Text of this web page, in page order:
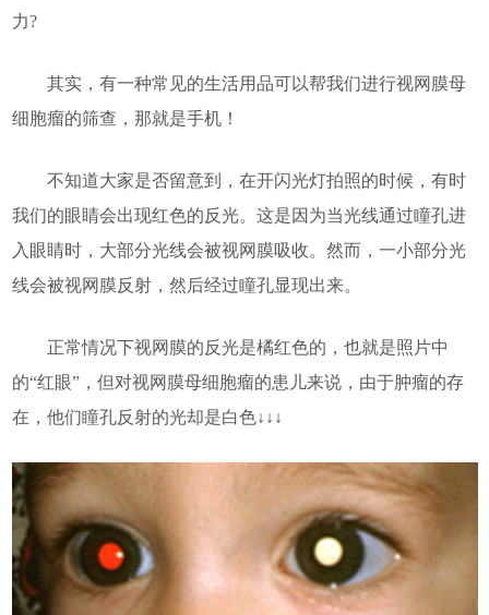
力?
其实，有一种常见的生活用品可以帮我们进行视网膜母
细胞瘤的筛查，那就是手机！
不知道大家是否留意到，在开闪光灯拍照的时候，有时
我们的眼睛会出现红色的反光。这是因为当光线通过瞳孔进
入眼睛时，大部分光线会被视网膜吸收。然而，一小部分光
线会被视网膜反射，然后经过瞳孔显现出来。
正常情况下视网膜的反光是橘红色的，也就是照片中
的“红眼”，但对视网膜母细胞瘤的患儿来说，由于肿瘤的存
在，他们瞳孔反射的光却是白色↓↓↓